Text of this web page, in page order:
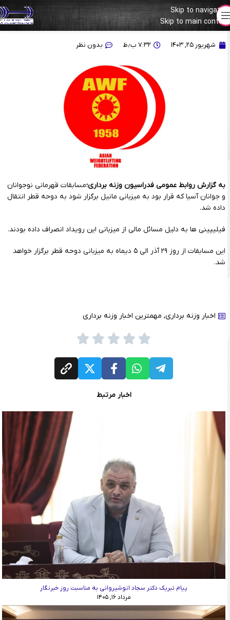
Skip to navigation
Skip to main content
اعلام میزبان جدید مسابقات قهرمانی نوجوانان و جوانان آسیا
شهریور ۲۵, ۱۴۰۳ ۷:۳۲ ب٫ظ بدون نظر
به گزارش روابط عمومی فدراسیون وزنه برداری؛مسابقات قهرمانی نوجوانان
و جوانان آسیا که قرار بود به میزبانی مانیل برگزار شود به دوحه قطر انتقال
داده شد.
فیلیپینی ها به دلیل مسائل مالی از میزبانی این رویداد انصراف داده بودند.
این مسابقات از روز ۲۹ آذر الی ۵ دیماه به میزبانی دوحه قطر برگزار خواهد
شد.
اخبار وزنه برداری, مهمترین اخبار وزنه برداری
اخبار مرتبط
پیام تبریک دکتر سجاد انوشیروانی به مناسبت روز خبرنگار
مرداد ۱۶, ۱۴۰۵